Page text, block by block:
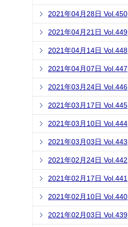
2021年04月28日 Vol.450
2021年04月21日 Vol.449
2021年04月14日 Vol.448
2021年04月07日 Vol.447
2021年03月24日 Vol.446
2021年03月17日 Vol.445
2021年03月10日 Vol.444
2021年03月03日 Vol.443
2021年02月24日 Vol.442
2021年02月17日 Vol.441
2021年02月10日 Vol.440
2021年02月03日 Vol.439